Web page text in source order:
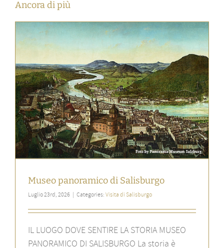
Ancora di più
Museo panoramico di Salisburgo
Luglio 23rd, 2026 | Categories: Visita di Salisburgo
IL LUOGO DOVE SENTIRE LA STORIA MUSEO
PANORAMICO DI SALISBURGO La storia è